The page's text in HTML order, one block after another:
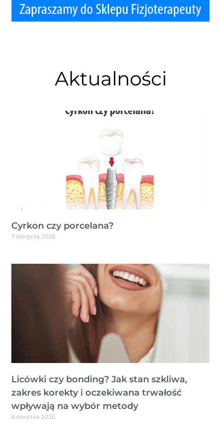
Aktualności
Cyrkon czy porcelana?
7 sierpnia 2026
Licówki czy bonding? Jak stan szkliwa,
zakres korekty i oczekiwana trwałość
wpływają na wybór metody
6 sierpnia 2026